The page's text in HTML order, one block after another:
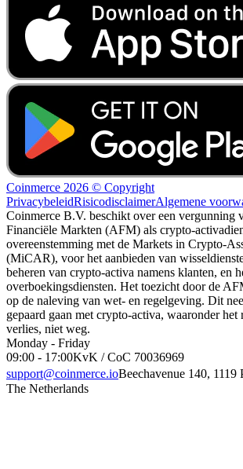
Coinmerce 2026 © Copyright
PrivacybeleidRisicodisclaimerAlgemene
Coinmerce B.V. beschikt over een vergunning
Financiële Markten (AFM) als crypto-
overeenstemming met de Markets in Crypto-
(MiCAR), voor het aanbieden van
beheren van crypto-activa namens klanten, en
overboekingsdiensten. Het toezicht door de
op de naleving van wet- en regelgeving. Dit
gepaard gaan met crypto-activa, waaronder
verlies, niet weg.
Monday - Friday
09:00 - 17:00KvK / CoC 70036969
support@coinmerce.ioBeechavenue 140,
The Netherlands